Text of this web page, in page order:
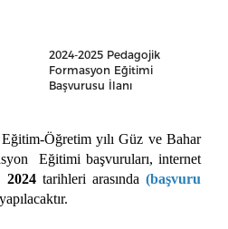
2024-2025 Pedagojik
Formasyon Eğitimi
Başvurusu İlanı
Öğretim yılı Güz ve Bahar
Eğitimi başvuruları, internet
2024tarihleri arasında(başvuru